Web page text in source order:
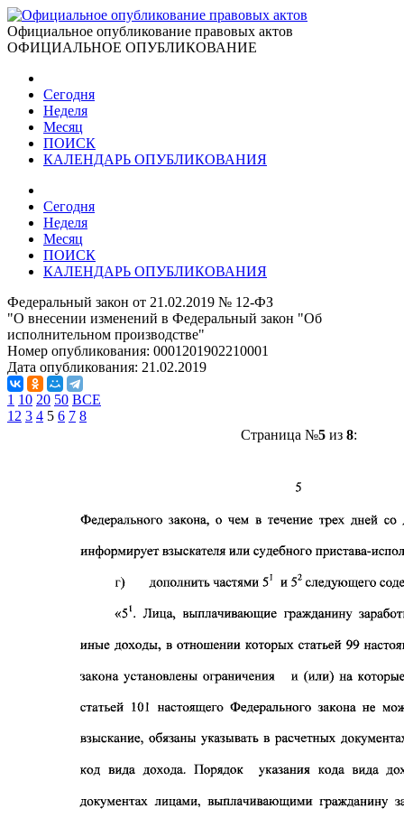
Официальное опубликование правовых актов
ОФИЦИАЛЬНОЕ ОПУБЛИКОВАНИЕ
Сегодня
Неделя
Месяц
ПОИСК
КАЛЕНДАРЬ ОПУБЛИКОВАНИЯ
Сегодня
Неделя
Месяц
ПОИСК
КАЛЕНДАРЬ ОПУБЛИКОВАНИЯ
Федеральный закон от 21.02.2019 № 12-ФЗ
"О внесении изменений в Федеральный закон "Об
исполнительном производстве"
Номер опубликования: 0001201902210001
Дата опубликования: 21.02.2019
1 10 20 50 ВСЕ
1 2 3 4 5 6 7 8
Страница №5из 8: